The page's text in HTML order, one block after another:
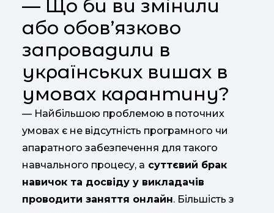
— Що би ви змінили
або обов’язково
запровадили в
українських вишах в
умовах карантину?
— Найбільшою проблемою в поточних
умовах є не відсутність програмного чи
апаратного забезпечення для такого
навчального процесу, а суттєвий брак
навичок та досвіду у викладачів
проводити заняття онлайн. Більшість з